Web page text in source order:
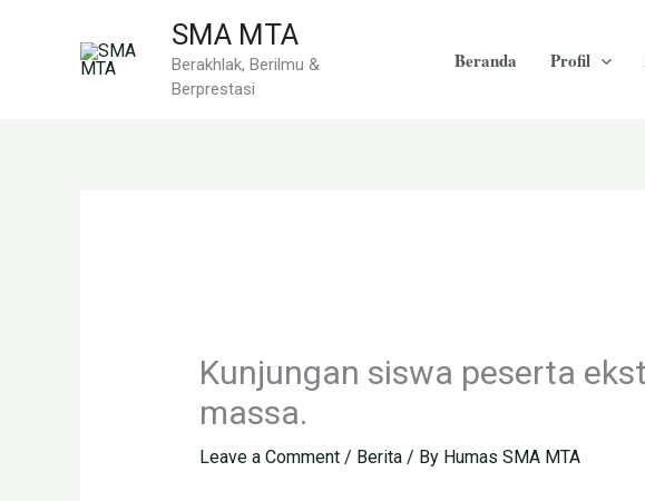
SMA MTA
Berakhlak, Berilmu &
Berprestasi
Beranda Profil
Kunjungan siswa peserta
massa.
Leave a Comment / Berita/ By Humas SMA MTA